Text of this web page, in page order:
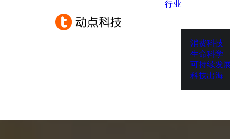
行业
消费科技
生命科学
可持续发
科技出海